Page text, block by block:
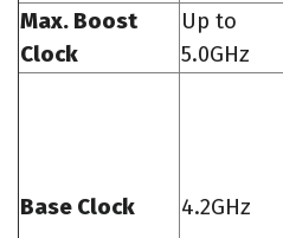
Max. Boost
Clock
Up to
5.0GHz
Base Clock 4.2GHz